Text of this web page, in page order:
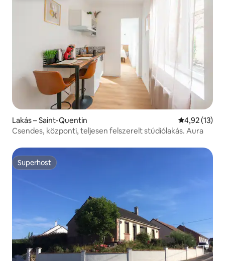
Lakás – Saint-Quentin Átlagos
4,92 (13)
Csendes, központi, teljesen felszerelt stúdiólakás. Aura
Superhost
Superhost